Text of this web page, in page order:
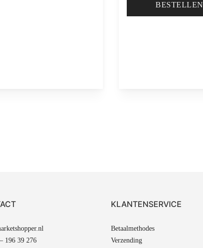
BESTELLEN
196 39 276
KLANTENSERVICE
Betaalmethodes
Verzending